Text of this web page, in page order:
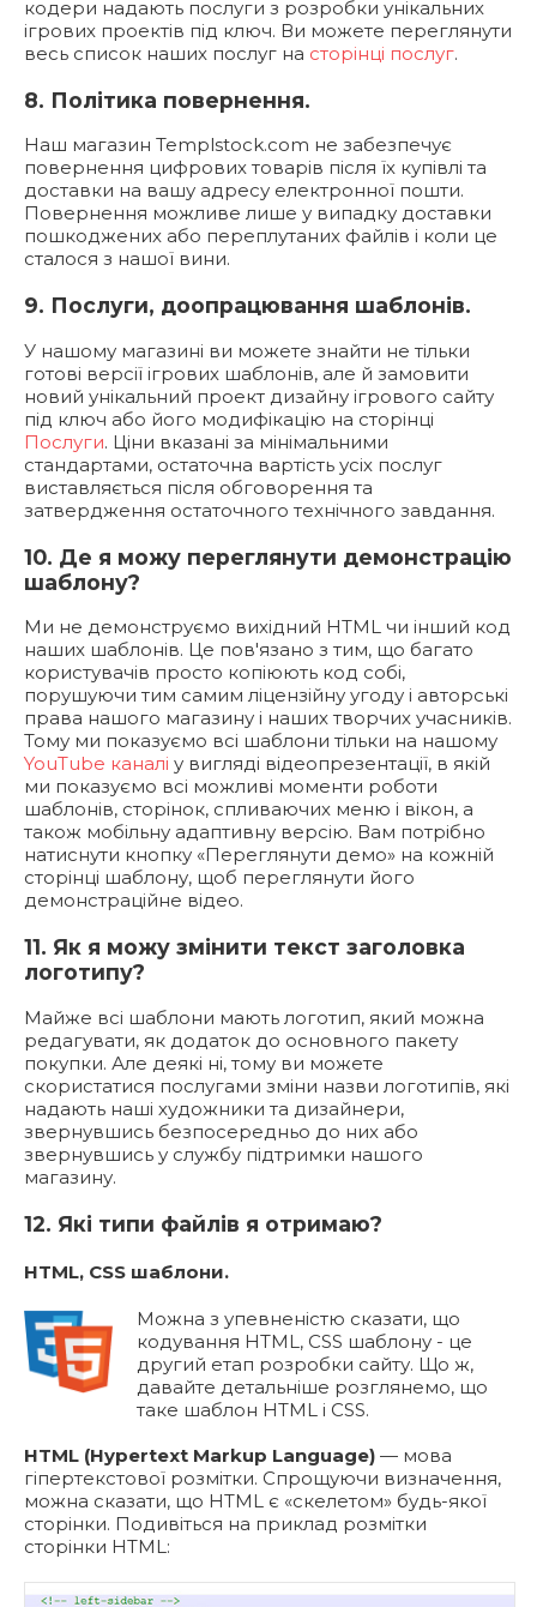
кодери надають послуги з розробки унікальних
ігрових проектів під ключ. Ви можете переглянути
весь список наших послуг на сторінці послуг.
8. Політика повернення.
Наш магазин Templstock.com не забезпечує
повернення цифрових товарів після їх купівлі та
доставки на вашу адресу електронної пошти.
Повернення можливе лише у випадку доставки
пошкоджених або переплутаних файлів і коли це
сталося з нашої вини.
9. Послуги, доопрацювання шаблонів.
У нашому магазині ви можете знайти не тільки
готові версії ігрових шаблонів, але й замовити
новий унікальний проект дизайну ігрового сайту
під ключ або його модифікацію на сторінці
Послуги. Ціни вказані за мінімальними
стандартами, остаточна вартість усіх послуг
виставляється після обговорення та
затвердження остаточного технічного завдання.
10. Де я можу переглянути демонстрацію
шаблону?
Ми не демонструємо вихідний HTML чи інший код
наших шаблонів. Це пов'язано з тим, що багато
користувачів просто копіюють код собі,
порушуючи тим самим ліцензійну угоду і авторські
права нашого магазину і наших творчих учасників.
Тому ми показуємо всі шаблони тільки на нашому
YouTube каналі у вигляді відеопрезентації, в якій
ми показуємо всі можливі моменти роботи
шаблонів, сторінок, спливаючих меню і вікон, а
також мобільну адаптивну версію. Вам потрібно
натиснути кнопку «Переглянути демо» на кожній
сторінці шаблону, щоб переглянути його
демонстраційне відео.
11. Як я можу змінити текст заголовка
логотипу?
Майже всі шаблони мають логотип, який можна
редагувати, як додаток до основного пакету
покупки. Але деякі ні, тому ви можете
скористатися послугами зміни назви логотипів, які
надають наші художники та дизайнери,
звернувшись безпосередньо до них або
звернувшись у службу підтримки нашого
магазину.
12. Які типи файлів я отримаю?
HTML, CSS шаблони.
Можна з упевненістю сказати, що
кодування HTML, CSS шаблону - це
другий етап розробки сайту. Що ж,
давайте детальніше розглянемо, що
таке шаблон HTML і CSS.
HTML (Hypertext Markup Language) — мова
гіпертекстової розмітки. Спрощуючи визначення,
можна сказати, що HTML є «скелетом» будь-якої
сторінки. Подивіться на приклад розмітки
сторінки HTML: